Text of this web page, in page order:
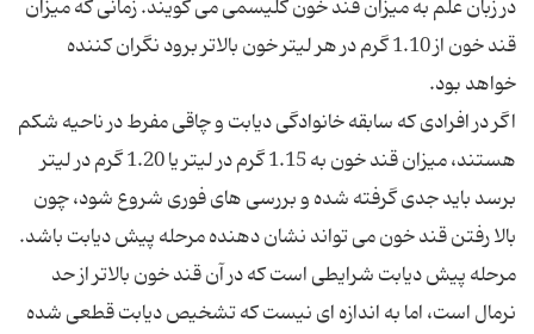
در زبان علم به میزان قند خون گلیسمی می گویند. زمانی که میزان
قند خون از 1.10 گرم در هر لیتر خون بالاتر برود نگران کننده
اگر در افرادی که سابقه خانوادگی دیابت و چاقی مفرط در ناحیه شکم
هستند، میزان قند خون به 1.15 گرم در لیتر یا 1.20 گرم در لیتر
برسد باید جدی گرفته شده و بررسی های فوری شروع شود، چون
مرحله پیش دیابت شرایطی است که در آن قند خون بالاتر از حد
نرمال است، اما به اندازه ای نیست که تشخیص دیابت قطعی شده